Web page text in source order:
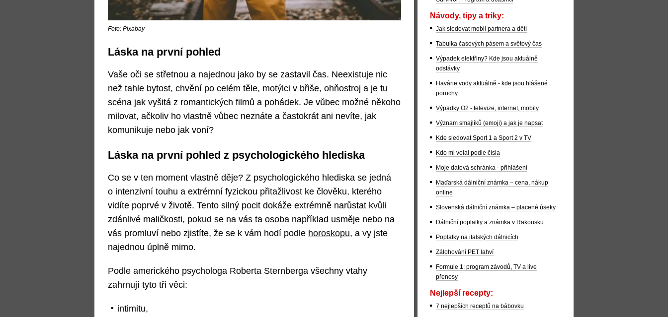
Foto: Pixabay
Láska na první pohled
Vaše oči se střetnou a najednou jako by se zastavil čas. Neexistuje nic
než tahle bytost, chvění po celém těle, motýlci v břiše, ohňostroj a je tu
scéna jak vyšitá z romantických filmů a pohádek. Je vůbec možné někoho
milovat, ačkoliv ho vlastně vůbec neznáte a častokrát ani nevíte, jak
komunikuje nebo jak voní?
Láska na první pohled z psychologického hlediska
Co se v ten moment vlastně děje? Z psychologického hlediska se jedná
o intenzivní touhu a extrémní fyzickou přitažlivost ke člověku, kterého
vidíte poprvé v životě. Tento silný pocit dokáže extrémně narůstat kvůli
zdánlivé maličkosti, pokud se na vás ta osoba například usměje nebo na
vás promluví nebo zjistíte, že se k vám hodí podle horoskopu, a vy jste
najednou úplně mimo.
Podle amerického psychologa Roberta Sternberga všechny vtahy
zahrnují tyto tři věci:
intimitu,
Návody, tipy a triky:
Jak sledovat mobil partnera a dětí
Tabulka časových pásem a světový čas
Výpadek elektřiny? Kde jsou aktuálně
odstávky
Havárie vody aktuálně - kde jsou hlášené
poruchy
Výpadky O2 - televize, internet, mobily
Význam smajlíků (emoji) a jak je napsat
Kde sledovat Sport 1 a Sport 2 v TV
Kdo mi volal podle čísla
Moje datová schránka - přihlášení
Maďarská dálniční známka – cena, nákup
online
Slovenská dálniční známka – placené úseky
Dálniční poplatky a známka v Rakousku
Poplatky na italských dálnicích
Zálohování PET lahví
Formule 1: program závodů, TV a live
přenosy
Nejlepší recepty:
7 nejlepších receptů na bábovku